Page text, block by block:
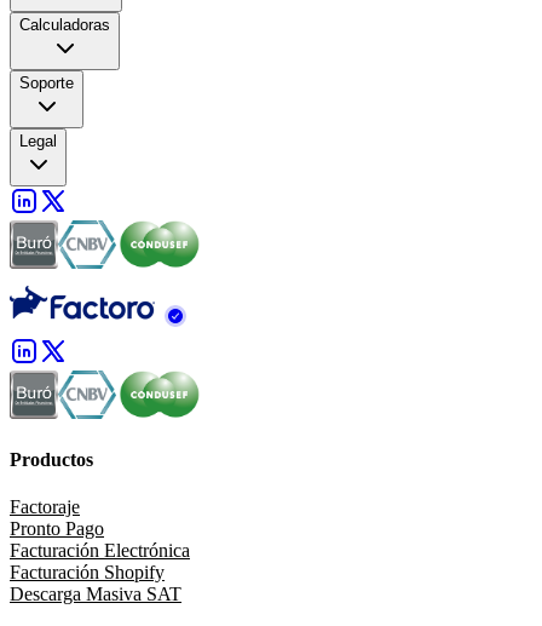
Calculadoras
Soporte
Legal
Productos
Factoraje
Pronto Pago
Facturación Electrónica
Facturación Shopify
Descarga Masiva SAT